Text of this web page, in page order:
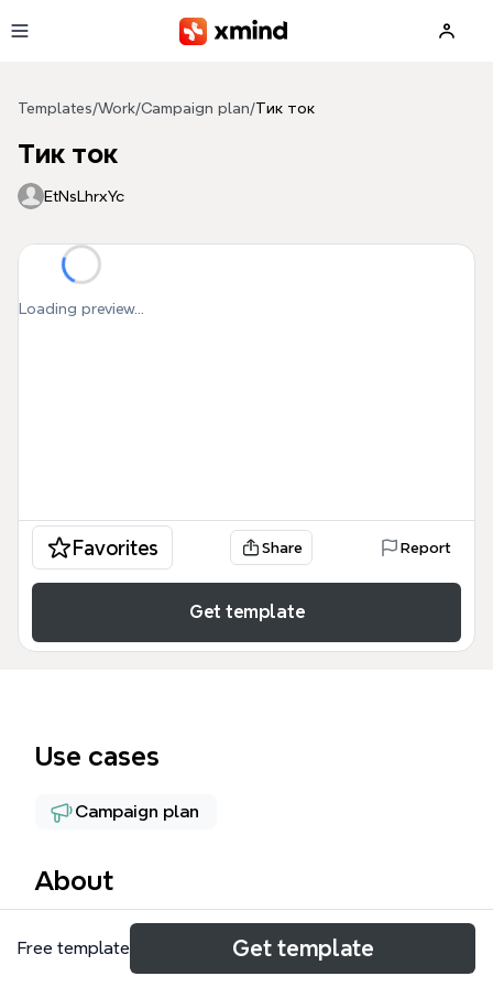
Templates/Work/Campaign plan/Тик ток
Тик ток
EtNsLhrxYc
Loading preview...
Favorites Share Report
Get template
Use cases
Campaign plan
About
Этот шаблон Тик ток mind map представляет
собой комплексную стратегию продвижения и
Free template Get template